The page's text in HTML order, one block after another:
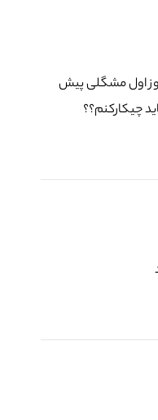
روز اول مشگلی پیش
چیکارکنم؟؟